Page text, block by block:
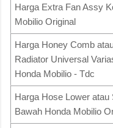
Harga Extra Fan Assy
Mobilio Original
Harga Honey Comb
Radiator Universal
Honda Mobilio - Tdc
Harga Hose Lower atau
Bawah Honda Mobilio